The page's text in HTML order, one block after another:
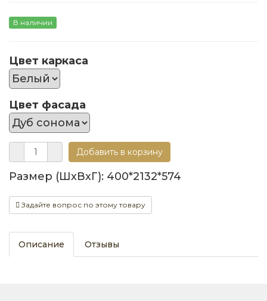
В наличии
Цвет каркаса
Цвет фасада
Размер (ШхВхГ): 400*2132*574
Задайте вопрос по этому товару
Описание Отзывы